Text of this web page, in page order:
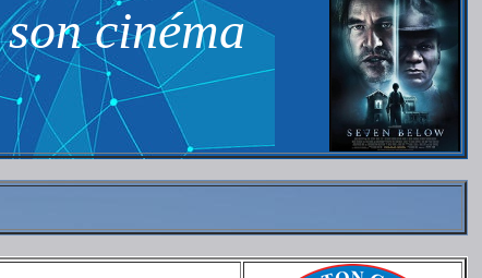
cinéma